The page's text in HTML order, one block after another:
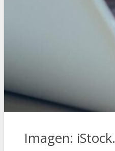
Imagen: iStock.